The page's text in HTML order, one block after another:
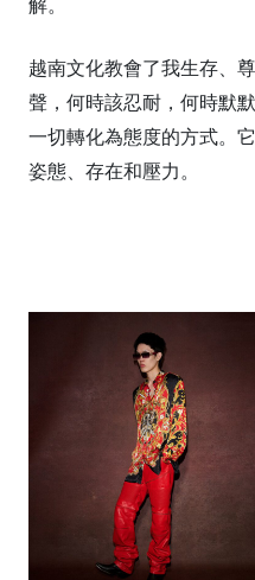
解。
越南文化教會了我生存、
聲，何時該忍耐，何時默
一切轉化為態度的方式。
姿態、存在和壓力。